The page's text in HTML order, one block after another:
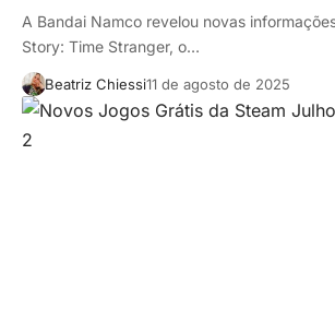
A Bandai Namco revelou novas
Story: Time Stranger, o…
Beatriz Chiessi11 de agosto de 2025